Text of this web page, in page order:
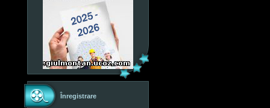
Înregistrare